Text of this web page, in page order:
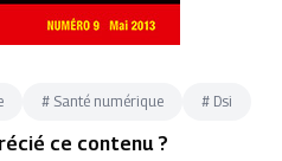
# Santé numérique # Dsi
ce contenu ?